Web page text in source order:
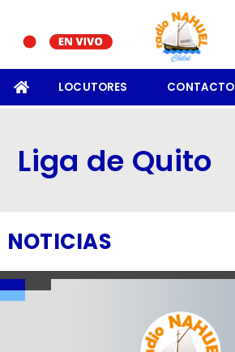
LOCUTORES CONTACTO
Liga de Quito
NOTICIAS